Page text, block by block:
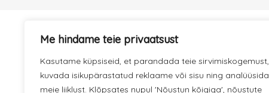
Me hindame teie privaatsust
Kasutame küpsiseid, et parandada teie sirvimiskogemust,
kuvada isikupärastatud reklaame või sisu ning analüüsida
meie liiklust. Klõpsates nupul 'Nõustun kõigiga', nõustute
Hoolitseme selle eest, et kaup
jõuaks kiiresti kohale.